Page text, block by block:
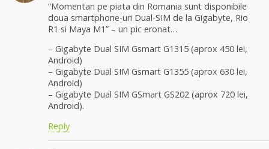
“Momentan pe piata din Romania sunt disponibile
doua smartphone-uri Dual-SIM de la Gigabyte, Rio
R1 si Maya M1” – un pic eronat…
– Gigabyte Dual SIM Gsmart G1315 (aprox 450 lei,
Android)
– Gigabyte Dual SIM Gsmart G1355 (aprox 630 lei,
Android)
– Gigabyte Dual SIM GSmart GS202 (aprox 720 lei,
Android).
Reply